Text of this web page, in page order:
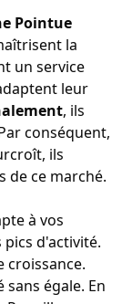
Pointue
la
un service
leur
, ils
conséquent,
ils
de ce marché.
à vos
pics d'activité.
croissance.
égale. En